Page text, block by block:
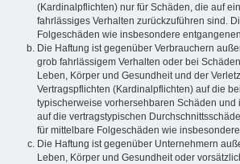
(Kardinalpflichten) nur für Schäden, die auf
fahrlässiges Verhalten zurückzuführen sind.
Folgeschäden wie insbesondere
Die Haftung ist gegenüber Verbrauchern
grob fahrlässigem Verhalten oder bei
Leben, Körper und Gesundheit und der
Vertragspflichten (Kardinalpflichten) auf die
typischerweise vorhersehbaren Schäden und
auf die vertragstypischen
für mittelbare Folgeschäden wie
Die Haftung ist gegenüber Unternehmern
Leben, Körper und Gesundheit oder